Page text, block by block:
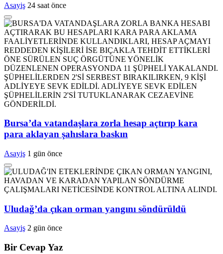
Asayiş 24 saat önce
Bursa’da vatandaşlara zorla hesap açtırıp kara
para aklayan şahıslara baskın
Asayiş 1 gün önce
Uludağ’da çıkan orman yangını söndürüldü
Asayiş 2 gün önce
Bir Cevap Yaz